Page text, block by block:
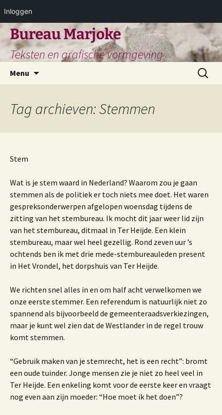
Inloggen
Ga
naar
inhoud
Bureau Marjoke
Teksten en grafische vormgeving
Menu
Zoeken
naar:
Tag archieven: Stemmen
Stem
Wat is je stem waard in Nederland? Waarom zou je gaan
stemmen als de politiek er toch niets mee doet. Het waren
gespreksonderwerpen afgelopen woensdag tijdens de
zitting van het stembureau. Ik mocht dit jaar weer lid zijn
van het stembureau, ditmaal in Ter Heijde. Een klein
stembureau, maar wel heel gezellig. Rond zeven uur ’s
ochtends ben ik met drie mede-stembureauleden present
in Het Vrondel, het dorpshuis van Ter Heijde.
We richten snel alles in en om half acht verwelkomen we
onze eerste stemmer. Een referendum is natuurlijk niet zo
spannend als bijvoorbeeld de gemeenteraadsverkiezingen,
maar je kunt wel zien dat de Westlander in de regel trouw
komt stemmen.
“Gebruik maken van je stemrecht, het is een recht”: bromt
een oude tuinder. Jonge mensen zie je niet zo heel veel in
Ter Heijde. Een enkeling komt voor de eerste keer en vraagt
nog even aan zijn moeder: “Hoe moet ik het doen”?